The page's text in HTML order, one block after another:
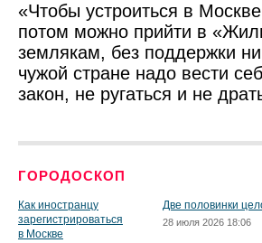
«Чтобы устроиться в
потом можно прийти в
землякам, без поддер­ж­ки
чужой стране надо вести
закон, не ругаться и не
ГОРОДОСКОП
Как иностранцу
зарегистрироваться
в Москве
Две половинки
28 июля 2026 18:06